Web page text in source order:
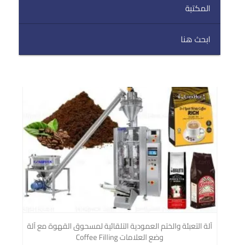
آلة التعبئة والختم العمودية التلقائية لمسحوق القهوة مع آلة
وضع العلامات Coffee Filling
المكتبة
ابحث هنا